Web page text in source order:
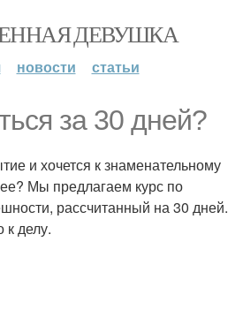
ДЕВУШКА
новости статьи
за 30 дней?
и хочется к знаменательному
Мы предлагаем курс по
рассчитанный на 30 дней.
делу.